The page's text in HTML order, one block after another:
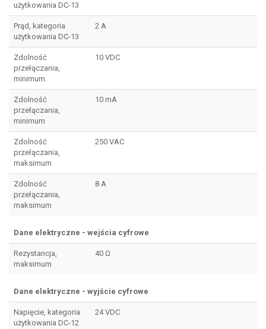
użytkowania DC-13
Prąd, kategoria
użytkowania DC-13
2 A
Zdolność
przełączania,
minimum
10 VDC
Zdolność
przełączania,
minimum
10 mA
Zdolność
przełączania,
maksimum
250 VAC
Zdolność
przełączania,
maksimum
8 A
Dane elektryczne - wejścia cyfrowe
Rezystancja,
maksimum
40 Ω
Dane elektryczne - wyjście cyfrowe
Napięcie, kategoria
użytkowania DC-12
24 VDC